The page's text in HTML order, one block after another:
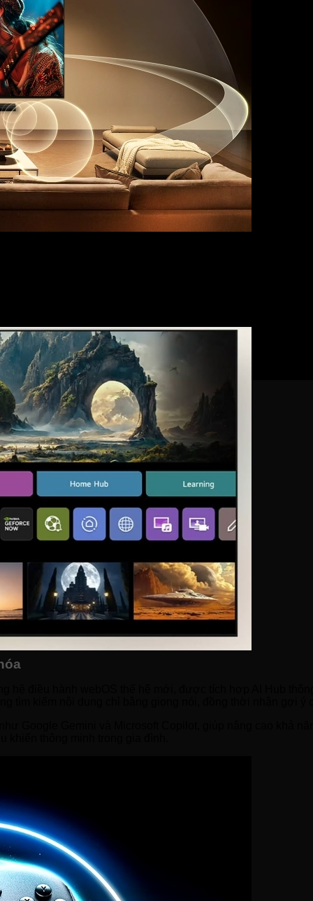
còn mang đến trải nghiệm âm thanh ấn tượng với hệ thống
tỏa khắp phòng, mang lại trải nghiệm giống như đang ở rạp
tự điều chỉnh âm thanh theo sở thích người dùng, tối ưu
đều trở nên sống động và chân thực hơn.